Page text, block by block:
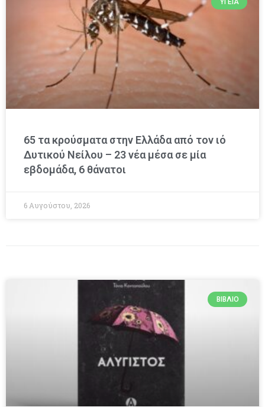
65 τα κρούσματα στην Ελλάδα από τον ιό
Δυτικού Νείλου – 23 νέα μέσα σε μία
εβδομάδα, 6 θάνατοι
6 Αυγούστου, 2026
ΒΙΒΛΊΟ